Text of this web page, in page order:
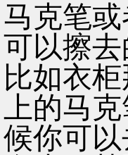
马克笔
可以擦去
比如衣
上的马
候你可